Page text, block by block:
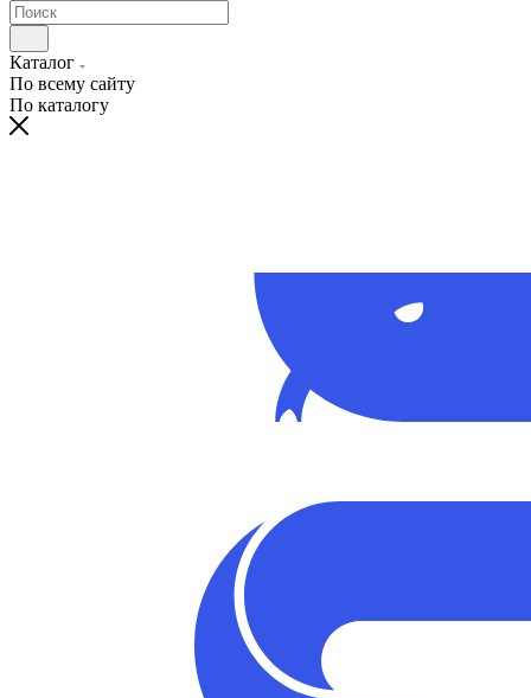
Каталог
По всему сайту
По каталогу